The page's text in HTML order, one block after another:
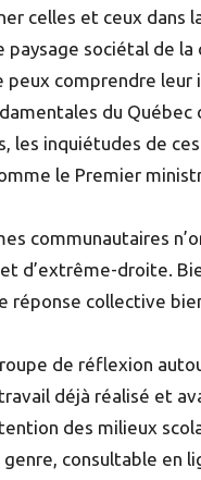
celles et ceux
paysage sociétal de
peux comprendre
du
les inquiétudes de
le Premier
communautaires
d’extrême-droite.
réponse collective
de réflexion
déjà réalisé et
des milieux
consultable en